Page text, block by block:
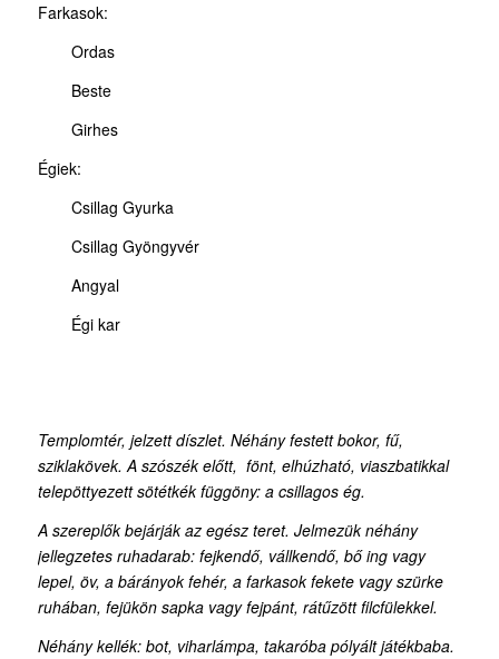
Farkasok:
Ordas
Beste
Girhes
Égiek:
Csillag Gyurka
Csillag Gyöngyvér
Angyal
Égi kar
Templomtér, jelzett díszlet. Néhány festett bokor, fű,
sziklakövek. A szószék előtt, fönt, elhúzható, viaszbatikkal
telepöttyezett sötétkék függöny: a csillagos ég.
A szereplők bejárják az egész teret. Jelmezük néhány
jellegzetes ruhadarab: fejkendő, vállkendő, bő ing vagy
lepel, öv, a bárányok fehér, a farkasok fekete vagy szürke
ruhában, fejükön sapka vagy fejpánt, rátűzött filcfülekkel.
Néhány kellék: bot, viharlámpa, takaróba pólyált játékbaba.